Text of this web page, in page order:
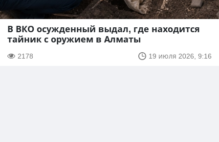
В ВКО осужденный выдал, где находится
тайник с оружием в Алматы
2178 19 июля 2026, 9:16